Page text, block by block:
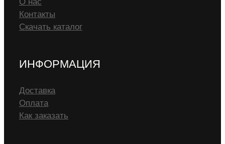
Контакты
Скачать каталог
ИНФОРМАЦИЯ
Доставка
Оплата
Как заказать